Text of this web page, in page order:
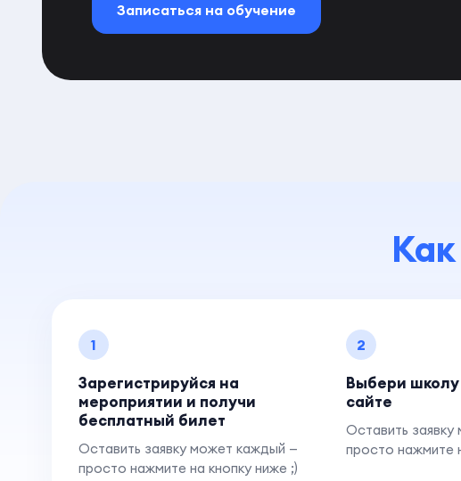
Записаться на обучение
1
Зарегистрируйся на
мероприятии и получи
бесплатный билет
Оставить заявку может каждый —
просто нажмите на кнопку ниже ;)
2
Выбери
сайте
Оставить
просто нажмите